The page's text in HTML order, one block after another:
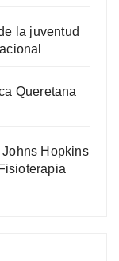
la juventud
Queretana
Hopkins